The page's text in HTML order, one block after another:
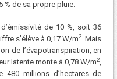
% de sa propre pluie.
de 10 %, soit 36
s’élève à 0,17 W/m2. Mais
de l’évapotranspiration, en
latente monte à 0,78 W/m2,
millions d’hectares de